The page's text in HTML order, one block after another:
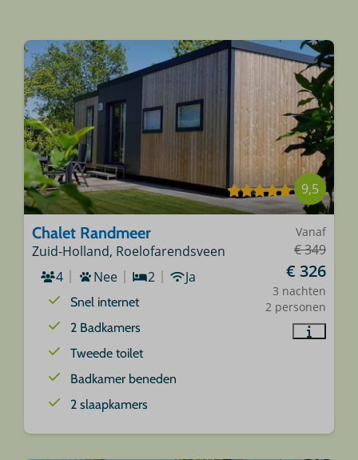
9,5
Vanaf
€ 349
€ 326
3 nachten
2 personen
Chalet Randmeer
Zuid-Holland, Roelofarendsveen
4
Nee 2 Ja
Snel internet
2 Badkamers
Tweede toilet
Badkamer beneden
2 slaapkamers